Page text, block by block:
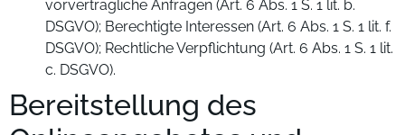
vorvertragliche Anfragen (Art. 6 Abs. 1 S. 1 lit. b.
DSGVO); Berechtigte Interessen (Art. 6 Abs. 1 S. 1 lit. f.
DSGVO); Rechtliche Verpflichtung (Art. 6 Abs. 1 S. 1 lit.
c. DSGVO).
Bereitstellung des